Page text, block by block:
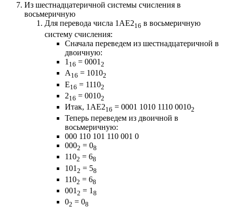
Из шестнадцатеричной системы счисления в
восьмеричную
Для перевода числа 1AE216 в восьмеричную
систему счисления:
Сначала переведем из шестнадцатеричной в
двоичную:
1 16 = 0001 2
A16 = 10102
E16 = 11102
216 = 00102
Итак, 1AE216 = 0001 1010 1110 00102
Теперь переведем из двоичной в
восьмеричную:
000 110 101 110 001 0
0002 = 08
1102 = 68
101 2 = 58
1102 = 68
001 2 = 1 8
02 = 08